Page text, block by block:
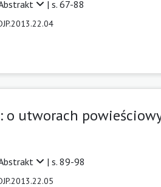
| s. 67-88
o utworach
| s. 89-98